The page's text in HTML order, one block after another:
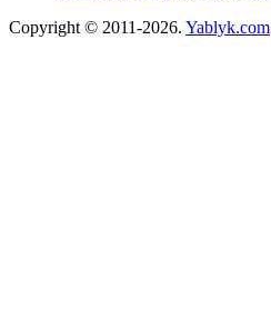
Copyright © 2011-2026. Yablyk.сom